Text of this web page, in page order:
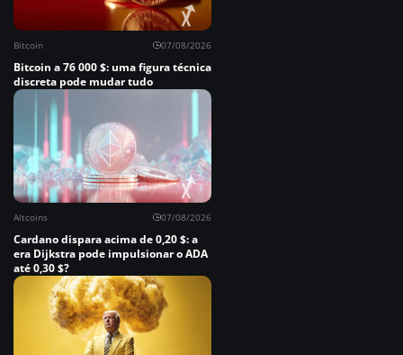
Bitcoin 07/08/2026
Bitcoin a 76 000 $: uma figura técnica
discreta pode mudar tudo
Altcoins 07/08/2026
Cardano dispara acima de 0,20 $: a
era Dijkstra pode impulsionar o ADA
até 0,30 $?